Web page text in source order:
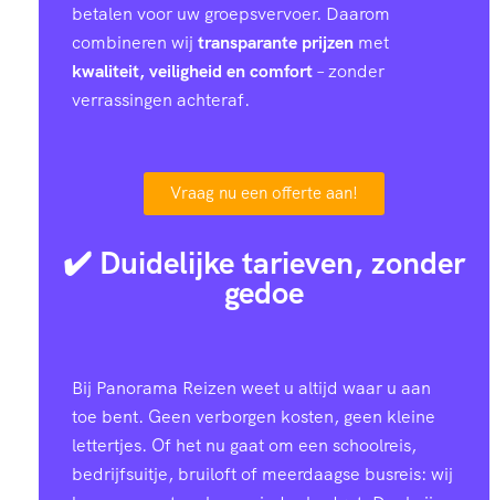
betalen voor uw groepsvervoer. Daarom
combineren wij transparante prijzen met
kwaliteit, veiligheid en comfort– zonder
verrassingen achteraf.
Vraag nu een offerte aan!
✔️ Duidelijke tarieven, zonder
gedoe
Bij Panorama Reizen weet u altijd waar u aan
toe bent. Geen verborgen kosten, geen kleine
lettertjes. Of het nu gaat om een schoolreis,
bedrijfsuitje, bruiloft of meerdaagse busreis: wij